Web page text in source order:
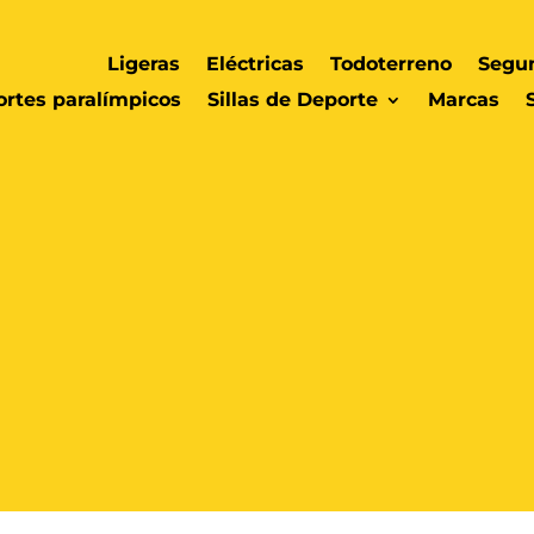
Ligeras Eléctricas Todoterreno
paralímpicos
Sillas de Deporte Marcas